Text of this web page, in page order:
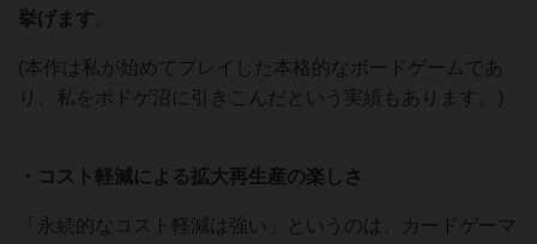
挙げます
(本作は私が始めてプレイした本格的なボードゲームであ
り、私をボドゲ沼に引きこんだという実績もあります。)
・コスト軽減による拡大再生産の楽しさ
「永続的なコスト軽減は強い」というのは、カードゲーマ